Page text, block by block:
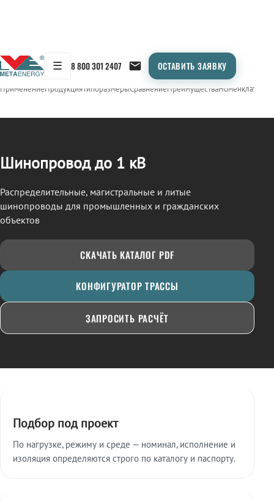
☰ 8 800 301 2407 ОСТАВИТЬ ЗАЯВКУ
← Продукция/ШИНОПРОВОД
ПрименениеПродукцияТипоразмерыСравнениеПреимуществаНоменклатура
Шинопровод до 1 кВ
Распределительные, магистральные и литые
шинопроводы для промышленных и гражданских
объектов
СКАЧАТЬ КАТАЛОГ PDF
КОНФИГУРАТОР ТРАССЫ
ЗАПРОСИТЬ РАСЧЁТ
Подбор под проект
По нагрузке, режиму и среде — номинал, исполнение и
изоляция определяются строго по каталогу и паспорту.